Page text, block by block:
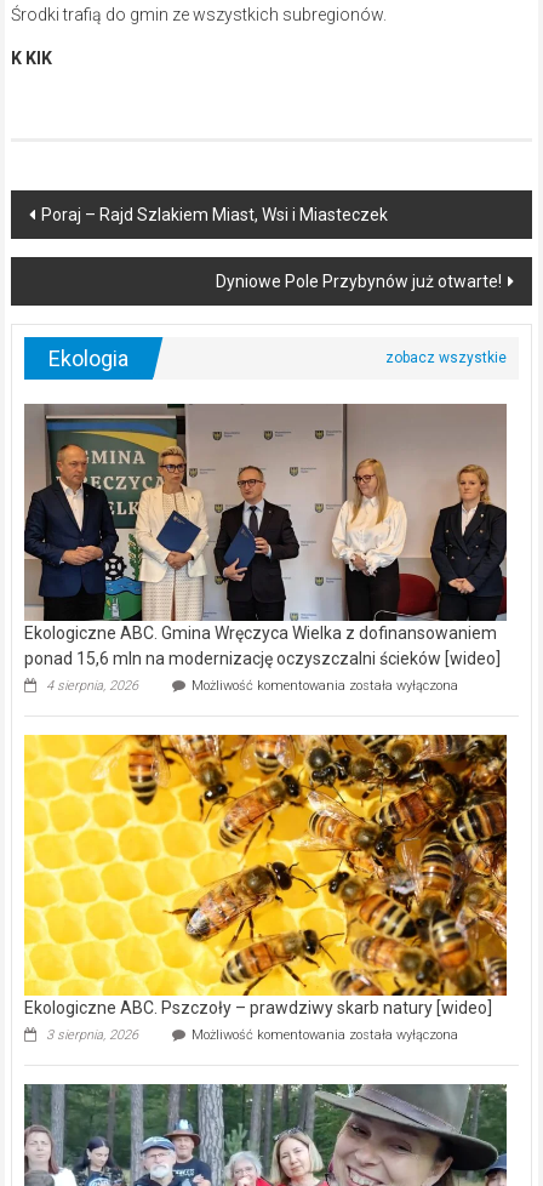
Środki trafią do gmin ze wszystkich subregionów.
K KIK
Post
navigation
Poraj – Rajd Szlakiem Miast, Wsi i Miasteczek
Dyniowe Pole Przybynów już otwarte!
Ekologia
Ekologiczne ABC. Gmina Wręczyca Wielka z dofinansowaniem
ponad 15,6 mln na modernizację oczyszczalni ścieków [wideo]
4 sierpnia, 2026 Możliwość komentowania Ekologiczne
Wręczyca
Wielka
z
dofinansowaniem
ponad
15,6
mln
na
modernizację
oczyszczalni
ścieków
[wideo]
została wyłączona
Ekologiczne ABC. Pszczoły – prawdziwy skarb natury [wideo]
3 sierpnia, 2026 Możliwość komentowania Ekologiczne
–
prawdziwy
skarb
natury
[wideo]
została wyłączona